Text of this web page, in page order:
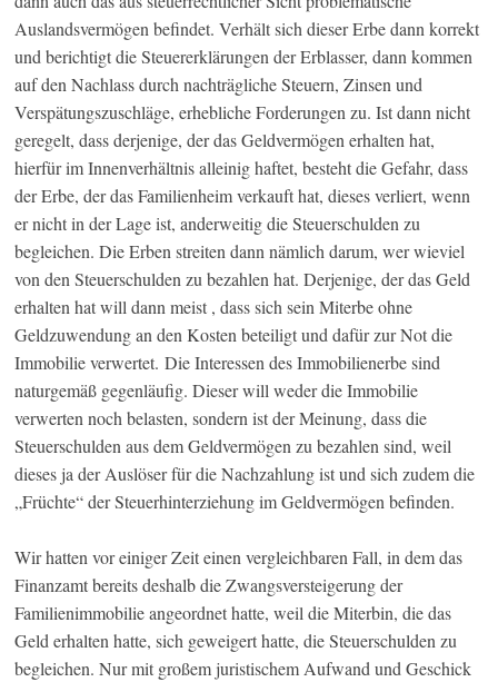
Auslandsvermögen befindet. Verhält sich dieser Erbe dann korrekt
und berichtigt die Steuererklärungen der Erblasser, dann kommen
auf den Nachlass durch nachträgliche Steuern, Zinsen und
Verspätungszuschläge, erhebliche Forderungen zu. Ist dann nicht
geregelt, dass derjenige, der das Geldvermögen erhalten hat,
hierfür im Innenverhältnis alleinig haftet, besteht die Gefahr, dass
der Erbe, der das Familienheim verkauft hat, dieses verliert, wenn
er nicht in der Lage ist, anderweitig die Steuerschulden zu
begleichen. Die Erben streiten dann nämlich darum, wer wieviel
von den Steuerschulden zu bezahlen hat. Derjenige, der das Geld
erhalten hat will dann meist , dass sich sein Miterbe ohne
Geldzuwendung an den Kosten beteiligt und dafür zur Not die
Immobilie verwertet. Die Interessen des Immobilienerbe sind
naturgemäß gegenläufig. Dieser will weder die Immobilie
verwerten noch belasten, sondern ist der Meinung, dass die
Steuerschulden aus dem Geldvermögen zu bezahlen sind, weil
dieses ja der Auslöser für die Nachzahlung ist und sich zudem die
„Früchte“ der Steuerhinterziehung im Geldvermögen befinden.
Wir hatten vor einiger Zeit einen vergleichbaren Fall, in dem das
Finanzamt bereits deshalb die Zwangsversteigerung der
Familienimmobilie angeordnet hatte, weil die Miterbin, die das
Geld erhalten hatte, sich geweigert hatte, die Steuerschulden zu
begleichen. Nur mit großem juristischem Aufwand und Geschick